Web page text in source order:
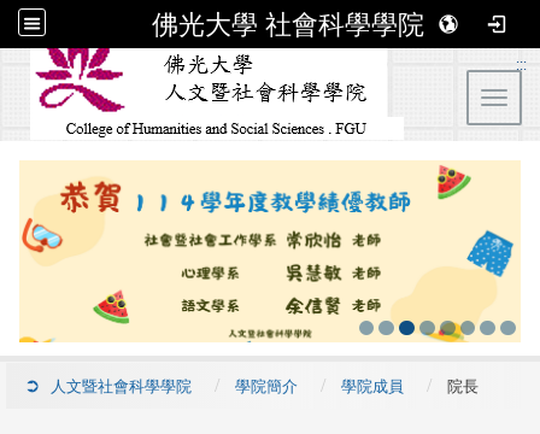
佛光大學 社會科學學院
:::
人文暨社會科學學院 學院簡介 學院成員 院長